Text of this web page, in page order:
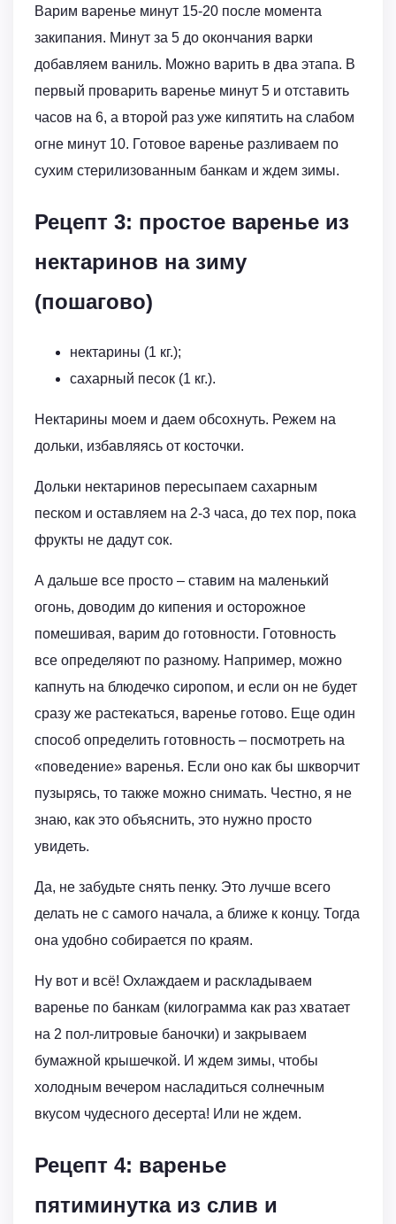
Варим варенье минут 15-20 после момента
закипания. Минут за 5 до окончания варки
добавляем ваниль. Можно варить в два этапа. В
первый проварить варенье минут 5 и отставить
часов на 6, а второй раз уже кипятить на слабом
огне минут 10. Готовое варенье разливаем по
сухим стерилизованным банкам и ждем зимы.
Рецепт 3: простое варенье из
нектаринов на зиму
(пошагово)
нектарины (1 кг.);
сахарный песок (1 кг.).
Нектарины моем и даем обсохнуть. Режем на
дольки, избавляясь от косточки.
Дольки нектаринов пересыпаем сахарным
песком и оставляем на 2-3 часа, до тех пор, пока
фрукты не дадут сок.
А дальше все просто – ставим на маленький
огонь, доводим до кипения и осторожное
помешивая, варим до готовности. Готовность
все определяют по разному. Например, можно
капнуть на блюдечко сиропом, и если он не будет
сразу же растекаться, варенье готово. Еще один
способ определить готовность – посмотреть на
«поведение» варенья. Если оно как бы шкворчит
пузырясь, то также можно снимать. Честно, я не
знаю, как это объяснить, это нужно просто
увидеть.
Да, не забудьте снять пенку. Это лучше всего
делать не с самого начала, а ближе к концу. Тогда
она удобно собирается по краям.
Ну вот и всё! Охлаждаем и раскладываем
варенье по банкам (килограмма как раз хватает
на 2 пол-литровые баночки) и закрываем
бумажной крышечкой. И ждем зимы, чтобы
холодным вечером насладиться солнечным
вкусом чудесного десерта! Или не ждем.
Рецепт 4: варенье
пятиминутка из слив и